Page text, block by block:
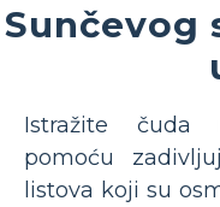
Sunčevog
Istražite čuda
pomoću
listova koji su